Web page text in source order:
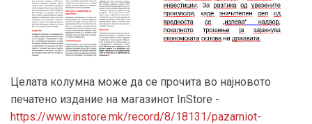
Целата колумна може да се прочита во најновото
печатено издание на магазинот InStore -
https://www.instore.mk/record/8/18131/pazarniot-